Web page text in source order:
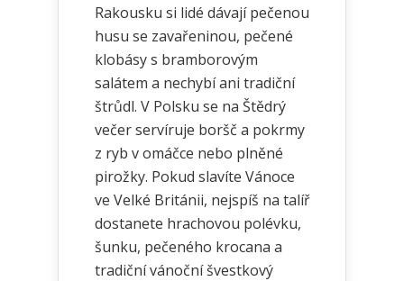
Rakousku si lidé dávají pečenou
husu se zavařeninou, pečené
klobásy s bramborovým
salátem a nechybí ani tradiční
štrůdl. V Polsku se na Štědrý
večer servíruje boršč a pokrmy
z ryb v omáčce nebo plněné
pirožky. Pokud slavíte Vánoce
ve Velké Británii, nejspíš na talíř
dostanete hrachovou polévku,
šunku, pečeného krocana a
tradiční vánoční švestkový